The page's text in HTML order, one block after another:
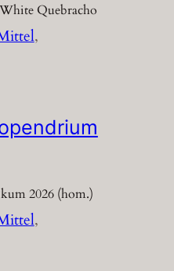
Quebracho
2026 (hom.)